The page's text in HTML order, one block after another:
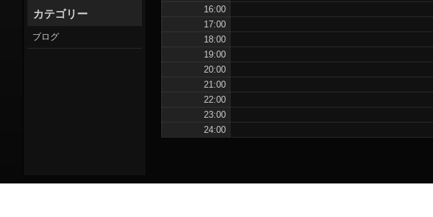
16:00
17:00
18:00
19:00
20:00
21:00
22:00
23:00
24:00
カテゴリー
ブログ